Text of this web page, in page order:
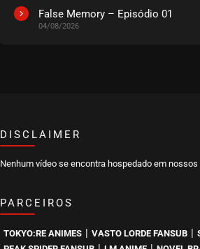
False Memory – Episódio 01
04/08/2026
DISCLAIMER
Nenhum vídeo se encontra hospedado em
PARCEIROS
TOKYO:RE ANIMES VASTO LORDE FANSUB